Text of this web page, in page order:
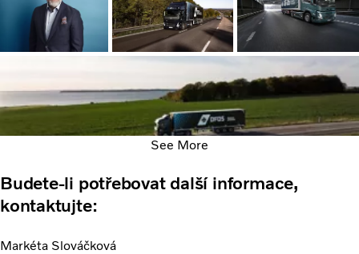
See More
Budete-li potřebovat další informace,
kontaktujte:
Markéta Slováčková